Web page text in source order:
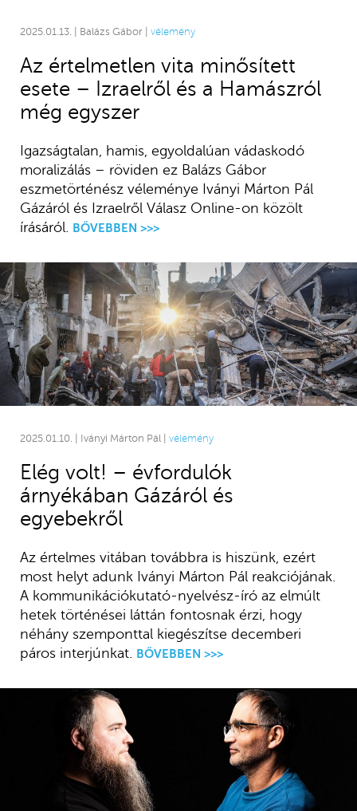
2025.01.13. | Balázs Gábor | vélemény
Az értelmetlen vita minősített
esete – Izraelről és a Hamászról
még egyszer
Igazságtalan, hamis, egyoldalúan vádaskodó
moralizálás – röviden ez Balázs Gábor
eszmetörténész véleménye Iványi Márton Pál
Gázáról és Izraelről Válasz Online-on közölt
írásáról. BŐVEBBEN >>>
2025.01.10. | Iványi Márton Pál | vélemény
Elég volt! – évfordulók
árnyékában Gázáról és
egyebekről
Az értelmes vitában továbbra is hiszünk, ezért
most helyt adunk Iványi Márton Pál reakciójának.
A kommunikációkutató-nyelvész-író az elmúlt
hetek történései láttán fontosnak érzi, hogy
néhány szemponttal kiegészítse decemberi
páros interjúnkat.
BŐVEBBEN >>>